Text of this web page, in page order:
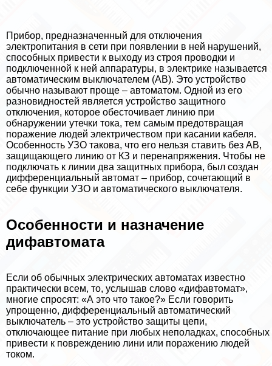
Прибор, предназначенный для отключения
электропитания в сети при появлении в ней нарушений,
способных привести к выходу из строя проводки и
подключенной к ней аппаратуры, в электрике называется
автоматическим выключателем (АВ). Это устройство
обычно называют проще – автоматом. Одной из его
разновидностей является устройство защитного
отключения, которое обесточивает линию при
обнаружении утечки тока, тем самым предотвращая
поражение людей электричеством при касании кабеля.
Особенность УЗО такова, что его нельзя ставить без АВ,
защищающего линию от КЗ и перенапряжения. Чтобы не
подключать к линии два защитных прибора, был создан
дифференциальный автомат – прибор, сочетающий в
себе функции УЗО и автоматического выключателя.
Особенности и назначение
дифавтомата
Если об обычных электрических автоматах известно
пpaктически всем, то, услышав слово «дифавтомат»,
многие спросят: «А это что такое?» Если говорить
упрощенно, дифференциальный автоматический
выключатель – это устройство защиты цепи,
отключающее питание при любых неполадках, способных
привести к повреждению лини или поражению людей
током.